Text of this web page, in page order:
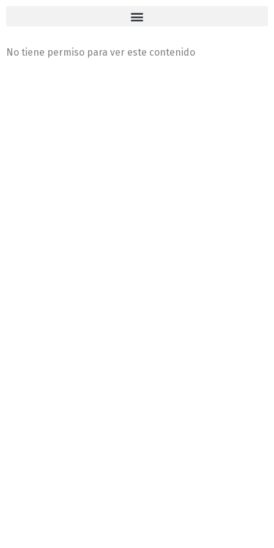
No tiene permiso para ver este contenido